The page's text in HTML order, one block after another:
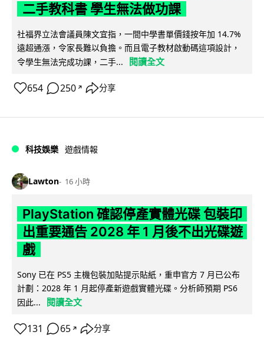
二手教科書 學生無法做功課
社福界立法會議員陳文宜指，一間中學書單價錢按年加 14.7%
遠超通漲，令家長難以負擔。而且電子教材啟動碼這項設計，
令學生無法完成功課，二手...
閱讀全文
654 250 ↗ 分享
科技娛樂 遊戲情報
Lawton 16 小時
PlayStation 確認停產實體光碟 包裝印
出重要通告 2028 年 1 月後不出光碟遊
戲
Sony 已在 PS5 主機包裝加貼提示貼紙，重申官方 7 月已公布
計劃：2028 年 1 月起停產新遊戲實體光碟。分析師預期 PS6
因此...
閱讀全文
131 65 ↗ 分享